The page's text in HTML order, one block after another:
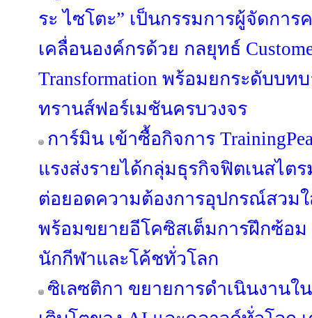
ระ ไซโตะ” เป็นกรรมการผู้จัดกา
เคลื่อนองค์กรด้วย กลยุทธ์
Transformation พร้อมยกระดับบ
ทรานส์ฟอร์เมชันครบวงจร
การ์มิน เข้าซื้อกิจการ
แรงส่งรายได้กลุ่มธุรกิจฟิตเนสไตร
ต่อยอดความต้องการอุปกรณ์สวม
พร้อมขยายอีโคซิสเต็มการฝึกซ้อ
นักกีฬาและโค้ชทั่วโลก
ซิเลซติกา ขยายการดำเนินงานใ